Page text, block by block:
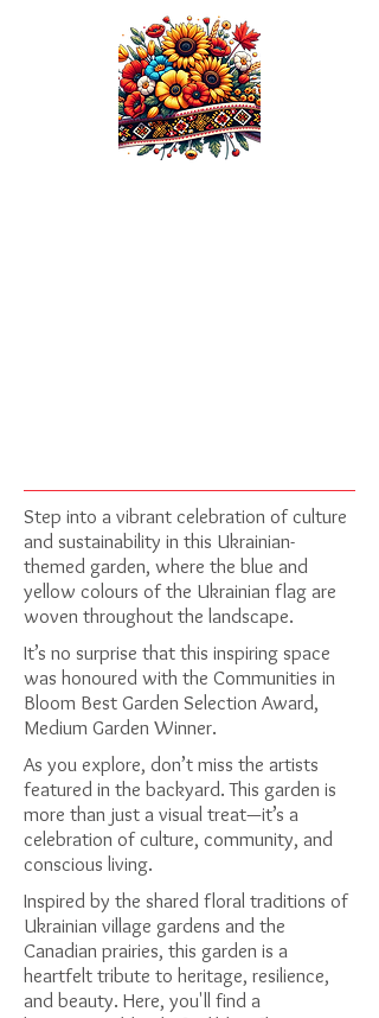
Step into a vibrant celebration of culture
and sustainability in this Ukrainian-
themed garden, where the blue and
yellow colours of the Ukrainian flag are
woven throughout the landscape.
It’s no surprise that this inspiring space
was honoured with the Communities in
Bloom Best Garden Selection Award,
Medium Garden Winner.
As you explore, don’t miss the artists
featured in the backyard. This garden is
more than just a visual treat—it’s a
celebration of culture, community, and
conscious living.
Inspired by the shared floral traditions of
Ukrainian village gardens and the
Canadian prairies, this garden is a
heartfelt tribute to heritage, resilience,
and beauty. Here, you'll find a